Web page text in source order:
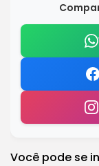
Você pode se